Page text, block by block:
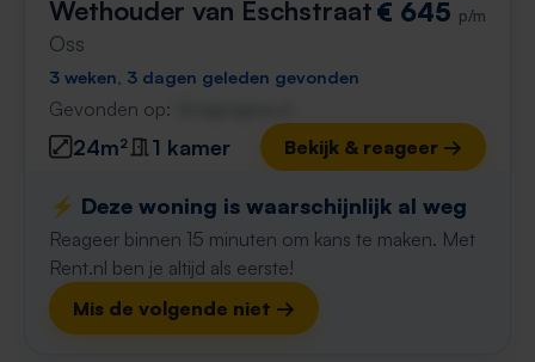
Wethouder van Eschstraat
Oss
€ 645 p/m
3 weken, 3 dagen geleden gevonden
Gevonden op:
24m² 1 kamer Bekijk & reageer →
⚡️ Deze woning is waarschijnlijk al weg
Reageer binnen 15 minuten om kans te maken. Met
Rent.nl ben je altijd als eerste!
Mis de volgende niet →